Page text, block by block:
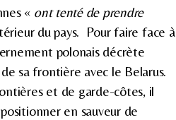
« ont tenté de prendre
du pays. Pour faire face à
polonais décrète
sa frontière avec le Belarus.
et de garde-côtes, il
en sauveur de